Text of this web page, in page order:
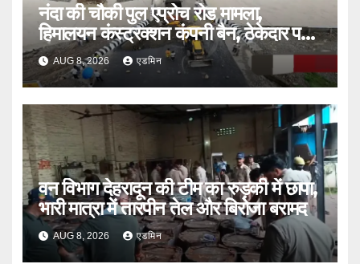
नंदा की चौकी पुल एप्रोच रोड मामला,
हिमालयन कंस्ट्रक्शन कंपनी बैन, ठेकेदार पर
भी एक्शन
AUG 8, 2026 एडमिन
वन विभाग देहरादून की टीम का रुड़की में छापा,
भारी मात्रा में तारपीन तेल और बिरोजा बरामद
AUG 8, 2026 एडमिन